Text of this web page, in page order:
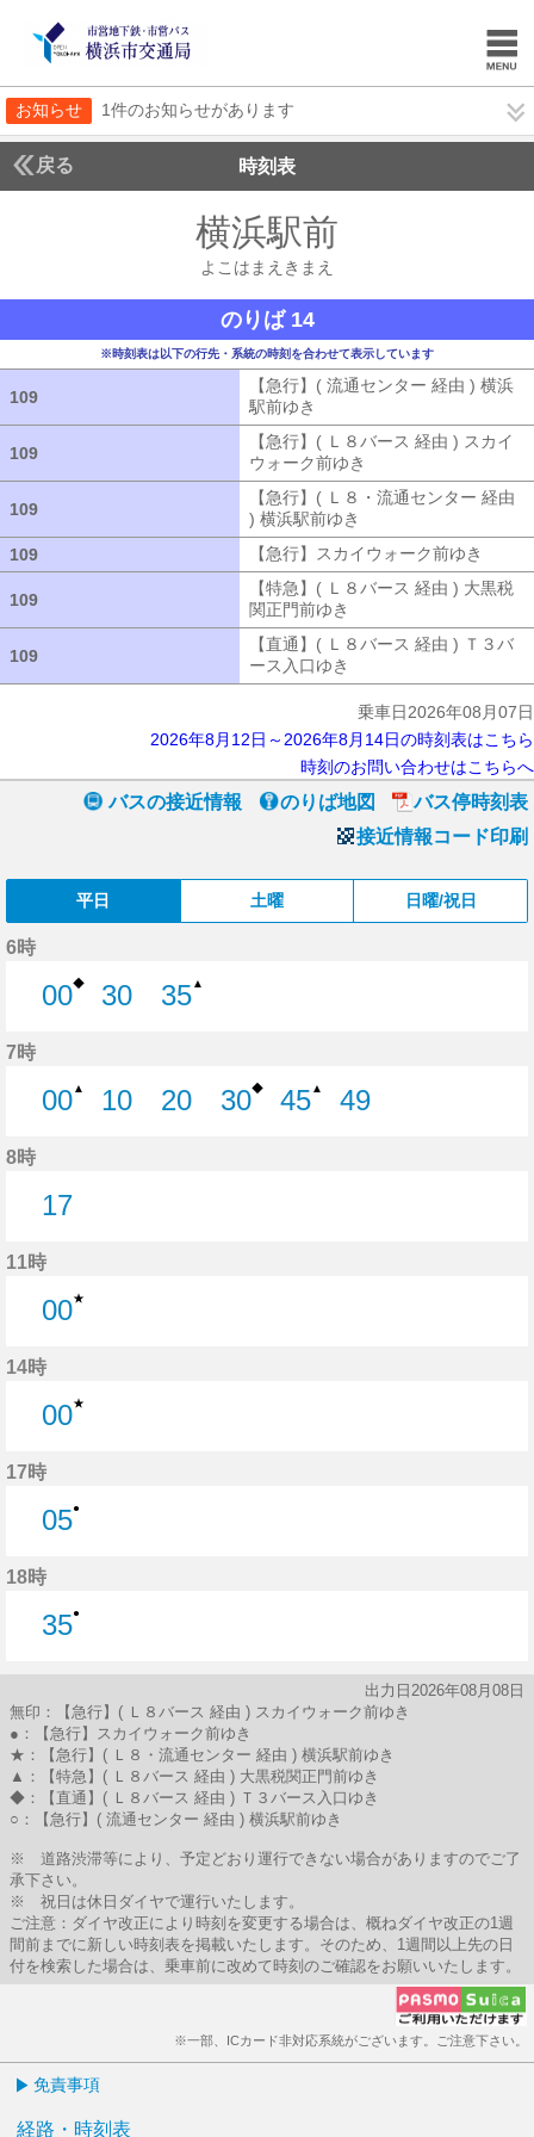
お知らせ 1件のお知らせがあります
戻る 時刻表
横浜駅前
よこはまえきまえ
のりば 14
※時刻表は以下の行先・系統の時刻を合わせて表示しています
109
【急行】( 流通センター 経由 ) 横浜
駅前ゆき
109
【急行】( Ｌ８バース 経由 ) スカイ
ウォーク前ゆき
109
【急行】( Ｌ８・流通センター 経由
) 横浜駅前ゆき
109
【急行】スカイウォーク前ゆき
109
【特急】( Ｌ８バース 経由 ) 大黒税
関正門前ゆき
109
【直通】( Ｌ８バース 経由 ) Ｔ３バ
ース入口ゆき
乗車日2026年08月07日
2026年8月12日～2026年8月14日の時刻表はこちら
時刻のお問い合わせはこちらへ
バスの接近情報 のりば地図
バス停時刻表
接近情報コード印刷
平日 土曜 日曜/祝日
6時
00◆
30
35▲
7時
00▲
10
20
30◆
45▲
49
8時
17
11時
00★
14時
00★
17時
05●
18時
35●
出力日2026年08月08日
無印：【急行】( Ｌ８バース 経由 ) スカイウォーク前ゆき
●：【急行】スカイウォーク前ゆき
★：【急行】( Ｌ８・流通センター 経由 ) 横浜駅前ゆき
▲：【特急】( Ｌ８バース 経由 ) 大黒税関正門前ゆき
◆：【直通】( Ｌ８バース 経由 ) Ｔ３バース入口ゆき
○：【急行】( 流通センター 経由 ) 横浜駅前ゆき
※ 道路渋滞等により、予定どおり運行できない場合がありますのでご了
承下さい。
※ 祝日は休日ダイヤで運行いたします。
ご注意：ダイヤ改正により時刻を変更する場合は、概ねダイヤ改正の1週
間前までに新しい時刻表を掲載いたします。そのため、1週間以上先の日
付を検索した場合は、乗車前に改めて時刻のご確認をお願いいたします。
※一部、ICカード非対応系統がございます。ご注意下さい。
免責事項
経路・時刻表